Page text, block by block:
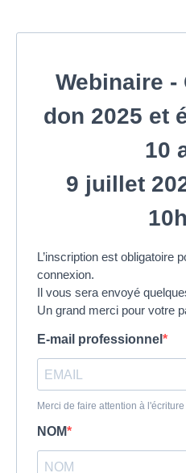
Webinaire -
don 2025 et
10
9 juillet
L’inscription est obligatoire
connexion.
Il vous sera envoyé
Un grand merci pour votre
E-mail professionnel
Merci de faire attention à
NOM